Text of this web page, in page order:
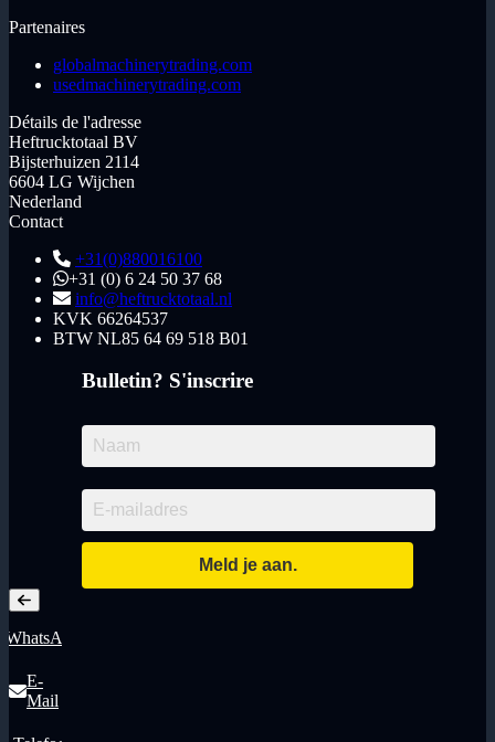
Partenaires
globalmachinerytrading.com
usedmachinerytrading.com
Détails de l'adresse
Heftrucktotaal BV
Bijsterhuizen 2114
6604 LG Wijchen
Nederland
Contact
+31(0)880016100
+31 (0) 6 24 50 37 68
info@heftrucktotaal.nl
KVK 66264537
BTW NL85 64 69 518 B01
Bulletin? S'inscrire
WhatsApp
E-
Mail